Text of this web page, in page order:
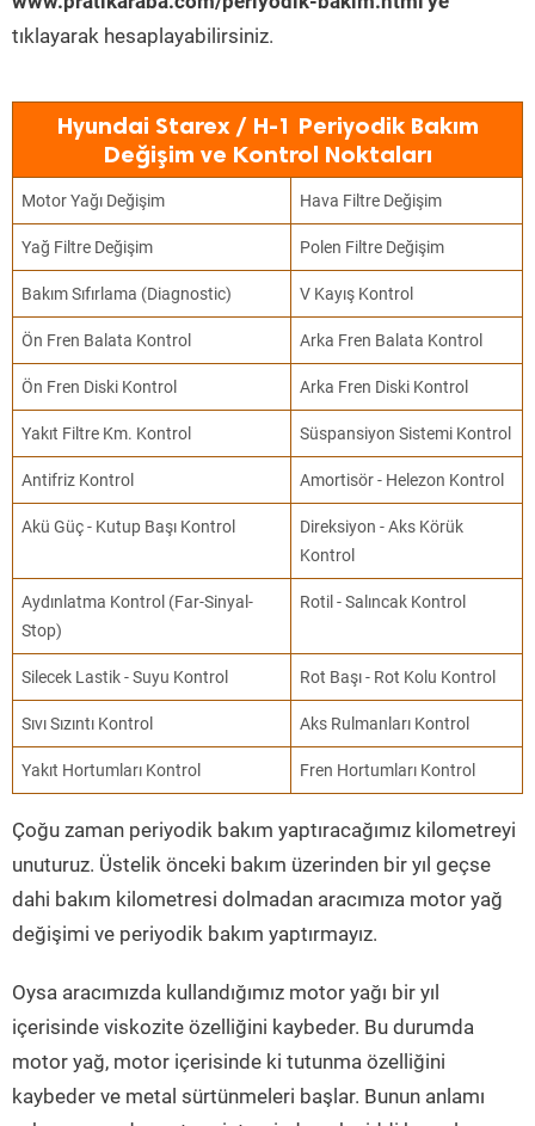
tıklayarak hesaplayabilirsiniz.
Hyundai Starex / H-1 Periyodik Bakım
Değişim ve Kontrol Noktaları
Motor Yağı Değişim Hava Filtre Değişim
Yağ Filtre Değişim Polen Filtre Değişim
Bakım Sıfırlama (Diagnostic) V Kayış Kontrol
Ön Fren Balata Kontrol Arka Fren Balata Kontrol
Ön Fren Diski Kontrol Arka Fren Diski Kontrol
Yakıt Filtre Km. Kontrol Süspansiyon Sistemi Kontrol
Antifriz Kontrol Amortisör - Helezon Kontrol
Akü Güç - Kutup Başı Kontrol
Direksiyon - Aks Körük
Kontrol
Aydınlatma Kontrol (Far-Sinyal-
Stop)
Rotil - Salıncak Kontrol
Silecek Lastik - Suyu Kontrol Rot Başı - Rot Kolu Kontrol
Sıvı Sızıntı Kontrol Aks Rulmanları Kontrol
Yakıt Hortumları Kontrol Fren Hortumları Kontrol
Çoğu zaman periyodik bakım yaptıracağımız kilometreyi
unuturuz. Üstelik önceki bakım üzerinden bir yıl geçse
dahi bakım kilometresi dolmadan aracımıza motor yağ
değişimi ve periyodik bakım yaptırmayız.
Oysa aracımızda kullandığımız motor yağı bir yıl
içerisinde viskozite özelliğini kaybeder. Bu durumda
motor yağ, motor içerisinde ki tutunma özelliğini
kaybeder ve metal sürtünmeleri başlar. Bunun anlamı